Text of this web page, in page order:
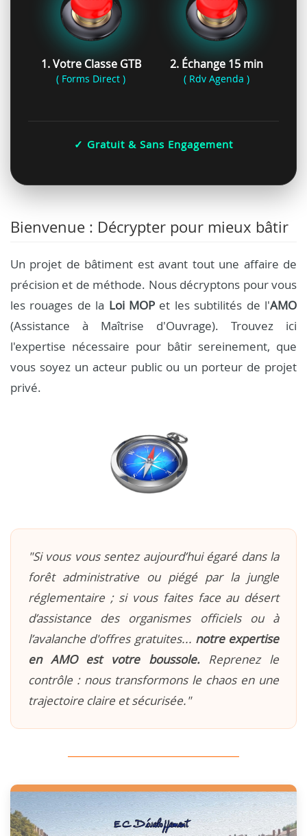
1. Votre Classe GTB
( Forms Direct )
2. Échange 15 min
( Rdv Agenda )
✓ Gratuit & Sans Engagement
Bienvenue : Décrypter pour mieux bâtir
Un projet de bâtiment est avant tout une affaire de
précision et de méthode. Nous décryptons pour vous
les rouages de la Loi MOP et les subtilités de l'AMO
(Assistance à Maîtrise d'Ouvrage). Trouvez ici
l'expertise nécessaire pour bâtir sereinement, que
vous soyez un acteur public ou un porteur de projet
privé.
"Si vous vous sentez aujourd’hui égaré dans la
forêt administrative ou piégé par la jungle
réglementaire ; si vous faites face au désert
d’assistance des organismes officiels ou à
l’avalanche d'offres gratuites... notre expertise
en AMO est votre boussole.Reprenez le
contrôle : nous transformons le chaos en une
trajectoire claire et sécurisée."